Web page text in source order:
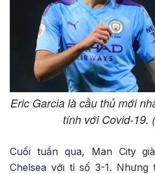
Eric Garcia là cầu thủ mới
tính với Covid-19.
Cuối tuần qua, Man City
Chelsea với tỉ số 3-1.